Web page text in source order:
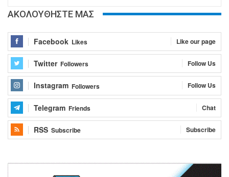
ΑΚΟΛΟΥΘΗΣΤΕ ΜΑΣ
Facebook Likes Like our page
Twitter Followers Follow Us
Instagram Followers Follow Us
Telegram Friends Chat
RSS Subscribe Subscribe